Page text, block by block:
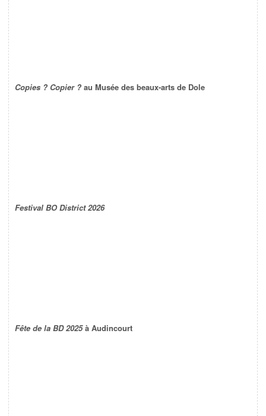
Copies ? Copier ? au Musée des beaux-arts de Dole
Festival BO District 2026
Fête de la BD 2025à Audincourt